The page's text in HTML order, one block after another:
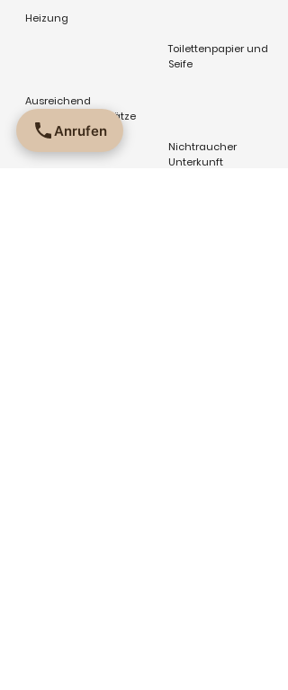
Anrufen
Heizung
Ausreichend
öffentliche Stellplätze
vorhanden
Toilettenpapier und
Seife
Nichtraucher
Unterkunft